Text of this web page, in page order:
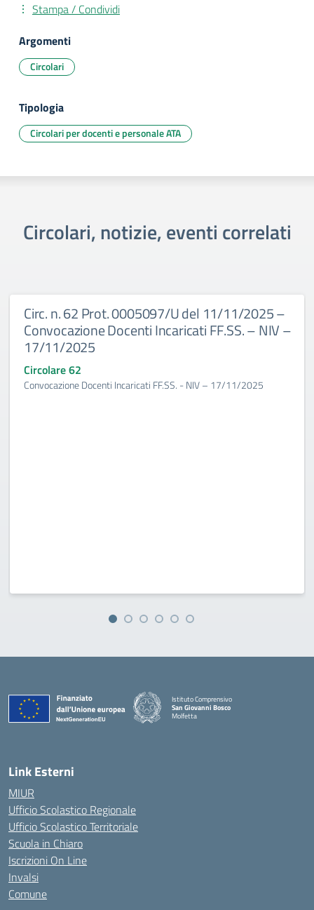
Stampa / Condividi
Argomenti
Circolari
Tipologia
Circolari per docenti e personale ATA
Circolari, notizie, eventi correlati
Circ. n. 62 Prot. 0005097/U del 11/11/2025 –
Convocazione Docenti Incaricati FF.SS. – NIV –
17/11/2025
Circolare 62
Convocazione Docenti Incaricati FF.SS. - NIV – 17/11/2025
Istituto Comprensivo
San Giovanni Bosco
Molfetta
Link Esterni
MIUR
Ufficio Scolastico Regionale
Ufficio Scolastico Territoriale
Scuola in Chiaro
Iscrizioni On Line
Invalsi
Comune